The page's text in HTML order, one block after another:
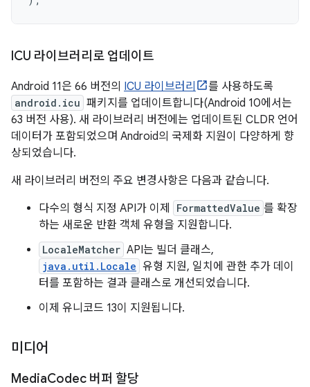
ICU 라이브러리로 업데이트
Android 11은 66 버전의 ICU 라이브러리 를 사용하도록
android.icu 패키지를 업데이트합니다(Android 10에서는
63 버전 사용). 새 라이브러리 버전에는 업데이트된 CLDR 언어
데이터가 포함되었으며 Android의 국제화 지원이 다양하게 향
상되었습니다.
새 라이브러리 버전의 주요 변경사항은 다음과 같습니다.
다수의 형식 지정 API가 이제
FormattedValue 를 확장
하는 새로운 반환 객체 유형을 지원합니다.
LocaleMatcher API는 빌더 클래스,
java.util.Locale 유형 지원, 일치에 관한 추가 데이
터를 포함하는 결과 클래스로 개선되었습니다.
이제 유니코드 13이 지원됩니다.
미디어
MediaCodec 버퍼 할당